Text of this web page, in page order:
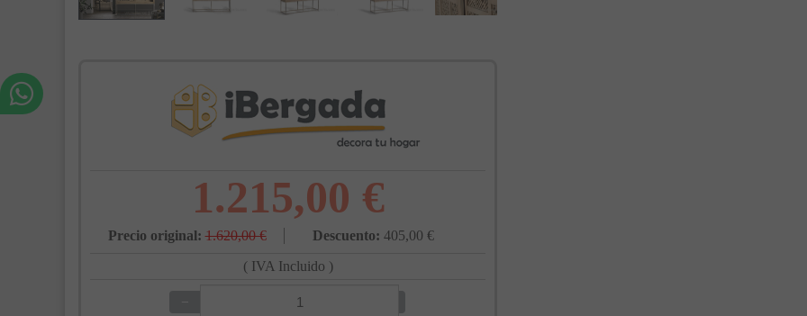
1.215,00 €
Precio original: 1.620,00 € Descuento: 405,00 €
( IVA Incluido )
−